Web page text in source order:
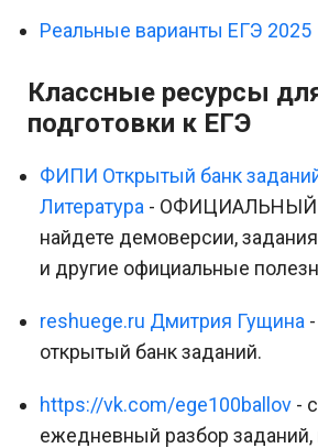
Реальные варианты ЕГЭ 2025
Классные ресурсы
подготовки к ЕГЭ
ФИПИ Открытый банк
Литература - ОФИЦИАЛЬНЫЙ
найдете демоверсии,
и другие официальные
reshuege.ru Дмитрия Гущина
открытый банк заданий.
https://vk.com/ege100ballov -
ежедневный разбор